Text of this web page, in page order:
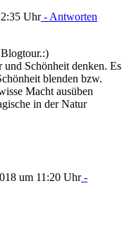
Uhr- Antworten
Schönheit denken. Es
blenden bzw.
Macht ausüben
in der Natur
um 11:20 Uhr-